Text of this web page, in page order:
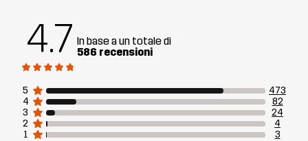
Realizzato per
Numero di
4.7 In base a un totale di
586 recensioni
5
473
4
82
3
24
2
4
1
3